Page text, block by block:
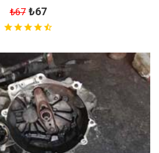
₺67 ₺67